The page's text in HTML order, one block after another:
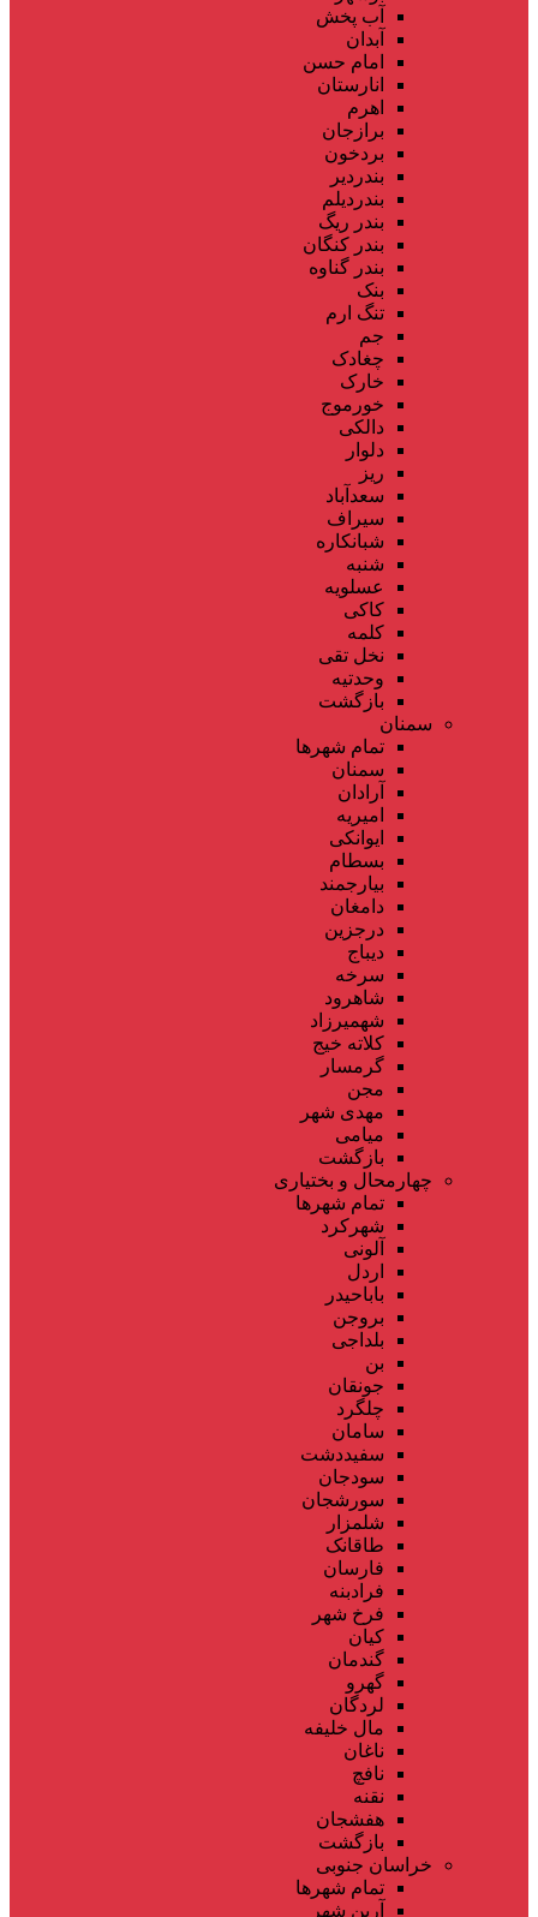
آب پخش
آبدان
امام حسن
انارستان
اهرم
برازجان
بردخون
بندردیر
بندردیلم
بندر ریگ
بندر کنگان
بندر گناوه
بنک
تنگ ارم
جم
چغادک
خارک
خورموج
دالکی
دلوار
ریز
سعدآباد
سیراف
شبانکاره
شنبه
عسلویه
کاکی
کلمه
نخل تقی
وحدتیه
بازگشت
سمنان
تمام شهر‌ها
سمنان
آرادان
امیریه
ایوانکی
بسطام
بیارجمند
دامغان
درجزین
دیباج
سرخه
شاهرود
شهمیرزاد
کلاته خیج
گرمسار
مجن
مهدی شهر
میامی
بازگشت
چهارمحال و بختیاری
تمام شهر‌ها
شهرکرد
آلونی
اردل
باباحیدر
بروجن
بلداجی
بن
جونقان
چلگرد
سامان
سفیددشت
سودجان
سورشجان
شلمزار
طاقانک
فارسان
فرادبنه
فرخ شهر
کیان
گندمان
گهرو
لردگان
مال خلیفه
ناغان
نافچ
نقنه
هفشجان
بازگشت
خراسان جنوبی
تمام شهر‌ها
آرین شهر